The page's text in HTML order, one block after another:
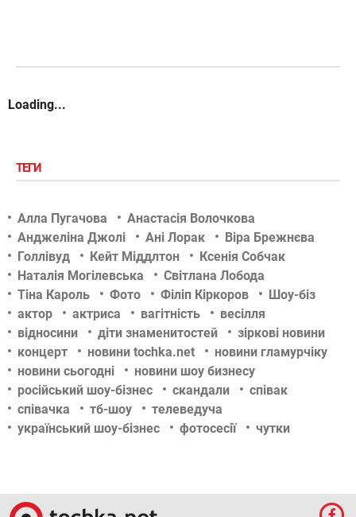
Loading...
ТЕГИ
Алла Пугачова
Анастасія Волочкова
Анджеліна Джолі
Ані Лорак
Віра Брежнєва
Голлівуд
Кейт Міддлтон
Ксенія Собчак
Наталія Могілевська
Світлана Лобода
Тіна Кароль
Фото Філіп Кіркоров
Шоу-біз
актор
актриса вагітність
весілля
відносини
діти знаменитостей
зіркові новини
концерт
новини tochka.net
новини гламурчіку
новини сьогодні
новини шоу бизнесу
російський шоу-бізнес
скандали
співак
співачка
тб-шоу
телеведуча
український шоу-бізнес
фотосесії чутки